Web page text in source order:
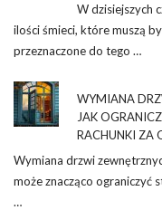
W dzisiejszych
ilości śmieci, które muszą
przeznaczone do tego …
WYMIANA
JAK
RACHUNKI ZA
Wymiana drzwi
może znacząco ograniczyć
…